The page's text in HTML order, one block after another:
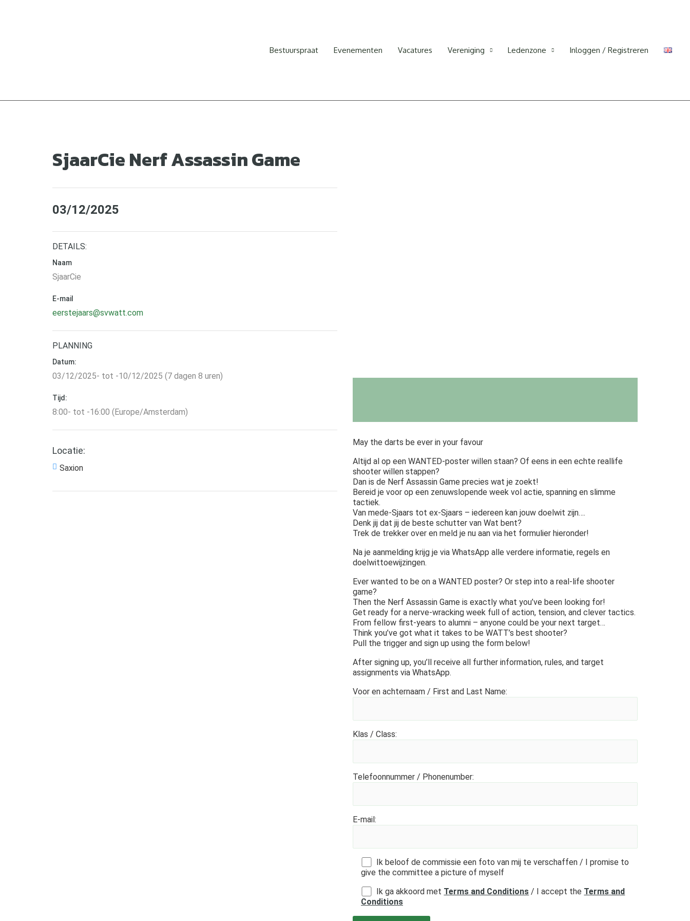
Bestuurspraat Evenementen Vacatures Vereniging Ledenzone Inloggen / Registreren
SjaarCie Nerf Assassin Game
03/12/2025
DETAILS:
Naam
SjaarCie
E-mail
eerstejaars@svwatt.com
PLANNING
Datum:
03/12/2025- tot -10/12/2025 (7 dagen 8 uren)
Tijd:
8:00- tot -16:00 (Europe/Amsterdam)
Locatie:
Saxion
May the darts be ever in your favour
Altijd al op een WANTED-poster willen staan? Of eens in een echte reallife
shooter willen stappen?
Dan is de Nerf Assassin Game precies wat je zoekt!
Bereid je voor op een zenuwslopende week vol actie, spanning en slimme
tactiek.
Van mede-Sjaars tot ex-Sjaars – iedereen kan jouw doelwit zijn….
Denk jij dat jij de beste schutter van Wat bent?
Trek de trekker over en meld je nu aan via het formulier hieronder!
Na je aanmelding krijg je via WhatsApp alle verdere informatie, regels en
doelwittoewijzingen.
Ever wanted to be on a WANTED poster? Or step into a real-life shooter
game?
Then the Nerf Assassin Game is exactly what you’ve been looking for!
Get ready for a nerve-wracking week full of action, tension, and clever tactics.
From fellow first-years to alumni – anyone could be your next target…
Think you’ve got what it takes to be WATT’s best shooter?
Pull the trigger and sign up using the form below!
After signing up, you’ll receive all further information, rules, and target
assignments via WhatsApp.
Voor en achternaam / First and Last Name:
Klas / Class:
Telefoonnummer / Phonenumber:
E-mail:
Ik beloof de commissie een foto van mij te verschaffen / I promise to
give the committee a picture of myself
Ik ga akkoord met Terms and Conditions / I accept the Terms and
Conditions